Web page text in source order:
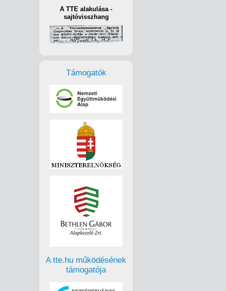
A TTE alakulása -
sajtóvisszhang
Támogatók
A tte.hu működésének
támogatója